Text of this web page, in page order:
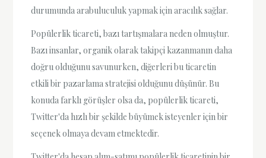
durumunda arabuluculuk yapmak için aracılık sağlar.
Popülerlik ticareti, bazı tartışmalara neden olmuştur.
Bazı insanlar, organik olarak takipçi kazanmanın daha
doğru olduğunu savunurken, diğerleri bu ticaretin
etkili bir pazarlama stratejisi olduğunu düşünür. Bu
konuda farklı görüşler olsa da, popülerlik ticareti,
Twitter'da hızlı bir şekilde büyümek isteyenler için bir
seçenek olmaya devam etmektedir.